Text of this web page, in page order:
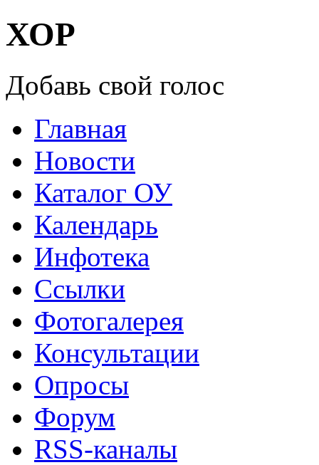
ХОР
Добавь свой голос
Главная
Новости
Каталог ОУ
Календарь
Инфотека
Ссылки
Фотогалерея
Консультации
Опросы
Форум
RSS-каналы